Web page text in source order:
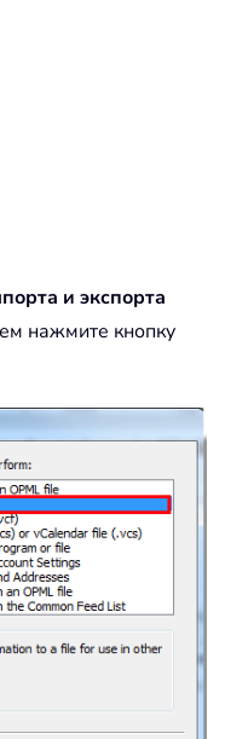
и экспорта
нажмите кнопку